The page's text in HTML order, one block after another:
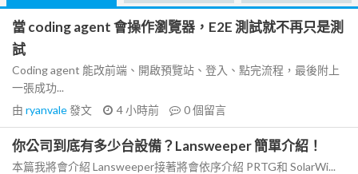
當 coding agent 會操作瀏覽器，E2E 測試就不再只是測
試
Coding agent 能改前端、開啟預覽站、登入、點完流程，最後附上
一張成功...
由 ryanvale發文 4 小時前 0個留言
你公司到底有多少台設備？Lansweeper 簡單介紹！
本篇我將會介紹 Lansweeper接著將會依序介紹 PRTG和 SolarWi...